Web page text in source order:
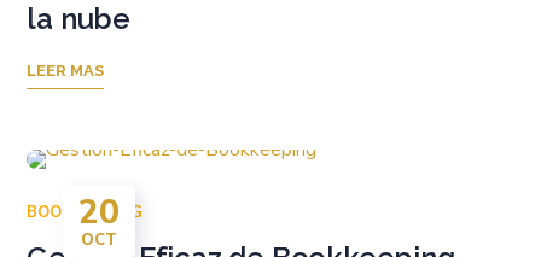
la nube
LEER MAS
20
OCT
BOOKKEEPING